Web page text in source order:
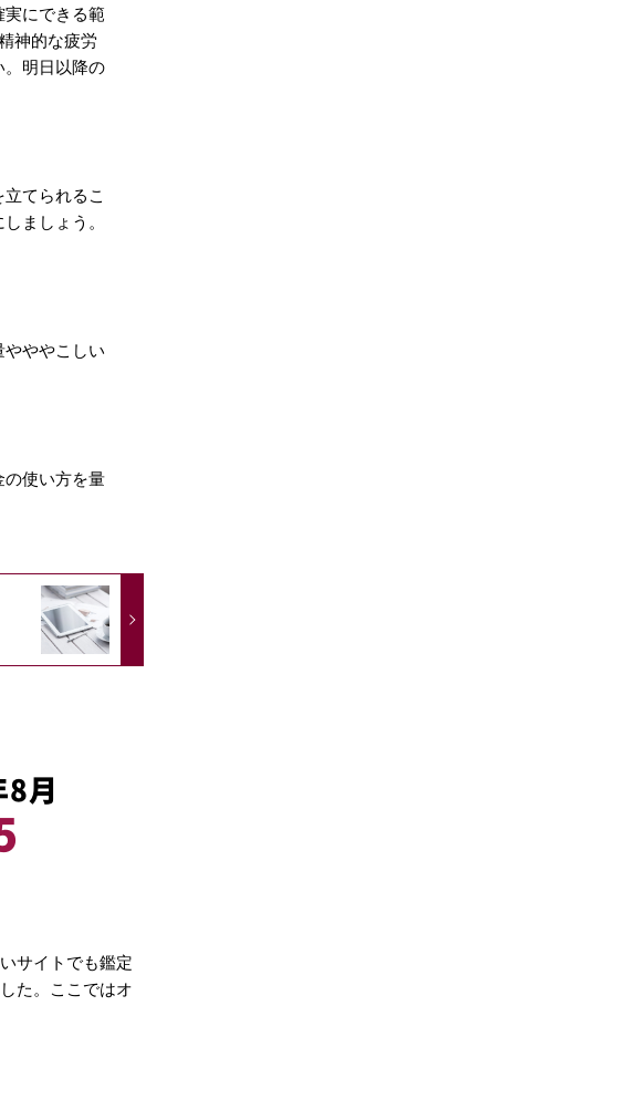
にできる範
神的な疲労
明日以降の
てられるこ
ましょう。
ややこしい
使い方を量
月
サイトでも鑑定
た。ここではオ